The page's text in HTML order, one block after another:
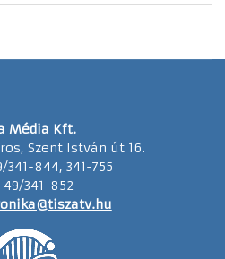
Média Kft.
Szent István út 16.
341-844, 341-755
49/341-852